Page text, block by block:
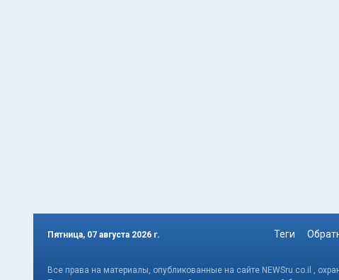
Пятница, 07 августа 2026 г. Теги
Все права на материалы, опубликованные на сайте NEWSru.co.il ,